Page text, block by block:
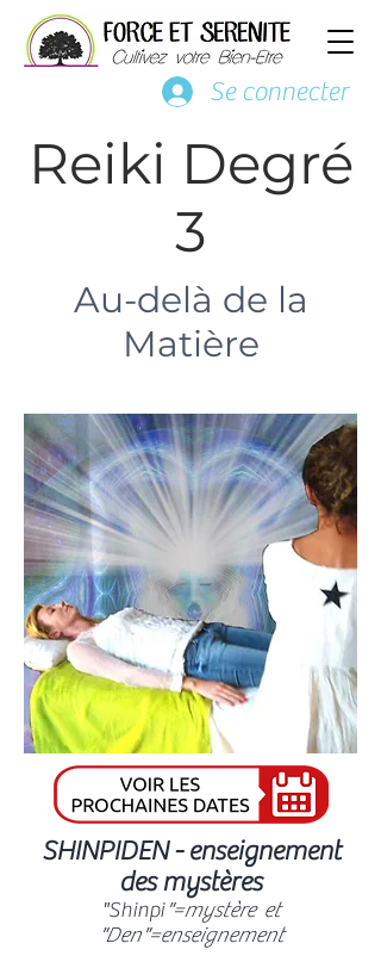
Se connecter
Reiki Degré
3
Au-delà de la
Matière
SHINPIDEN - enseignement
des mystères
"Shinpi"=mystère et
"Den"=enseignement